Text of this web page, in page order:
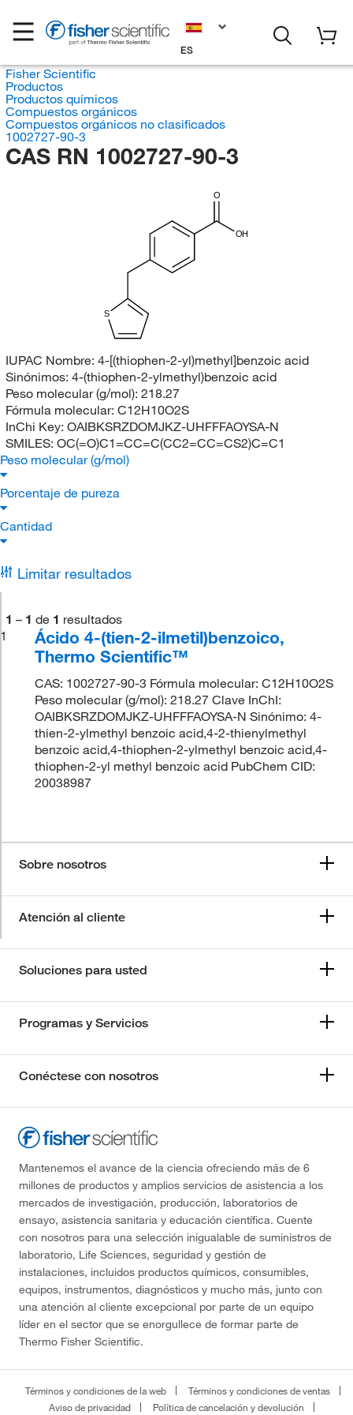
ES
Fisher Scientific
Productos
Productos químicos
Compuestos orgánicos
Compuestos orgánicos no clasificados
1002727-90-3
CAS RN 1002727-90-3
S
O
OH
IUPAC Nombre: 4-[(thiophen-2-yl)methyl]benzoic acid
Sinónimos: 4-(thiophen-2-ylmethyl)benzoic acid
Peso molecular (g/mol): 218.27
Fórmula molecular: C12H10O2S
InChi Key: OAIBKSRZDOMJKZ-UHFFFAOYSA-N
SMILES: OC(=O)C1=CC=C(CC2=CC=CS2)C=C1
Peso molecular (g/mol)
Porcentaje de pureza
Cantidad
Limitar resultados
1 – 1 de 1 resultados
1
Ácido 4-(tien-2-ilmetil)benzoico,
Thermo Scientific™
CAS: 1002727-90-3 Fórmula molecular: C12H10O2S
Peso molecular (g/mol): 218.27 Clave InChI:
OAIBKSRZDOMJKZ-UHFFFAOYSA-N Sinónimo: 4-
thien-2-ylmethyl benzoic acid,4-2-thienylmethyl
benzoic acid,4-thiophen-2-ylmethyl benzoic acid,4-
thiophen-2-yl methyl benzoic acid PubChem CID:
20038987
Sobre nosotros
Atención al cliente
Soluciones para usted
Programas y Servicios
Conéctese con nosotros
Mantenemos el avance de la ciencia ofreciendo más de 6
millones de productos y amplios servicios de asistencia a los
mercados de investigación, producción, laboratorios de
ensayo, asistencia sanitaria y educación científica. Cuente
con nosotros para una selección inigualable de suministros de
laboratorio, Life Sciences, seguridad y gestión de
instalaciones, incluidos productos químicos, consumibles,
equipos, instrumentos, diagnósticos y mucho más, junto con
una atención al cliente excepcional por parte de un equipo
líder en el sector que se enorgullece de formar parte de
Thermo Fisher Scientific.
Términos y condiciones de la web
Términos y condiciones de ventas
Aviso de privacidad
Política de cancelación y devolución